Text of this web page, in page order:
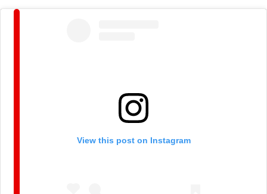
View this post on Instagram